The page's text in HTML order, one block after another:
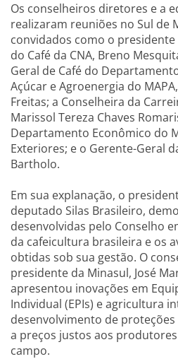
Os conselheiros diretores e a
realizaram reuniões no Sul de
convidados como o presidente
do Café da CNA, Breno
Geral de Café do
Açúcar e Agroenergia do
Freitas; a Conselheira da
Marissol Tereza Chaves
Departamento Econômico do
Exteriores; e o Gerente-Geral
Bartholo.
Em sua explanação, o
deputado Silas Brasileiro,
desenvolvidas pelo Conselho
da cafeicultura brasileira e os
obtidas sob sua gestão. O
presidente da Minasul, José
apresentou inovações em
Individual (EPIs) e agricultura
desenvolvimento de
a preços justos aos
campo.